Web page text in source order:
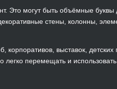
Это могут быть объёмные
стены, колонны,
выставок, детских
легко перемещать и